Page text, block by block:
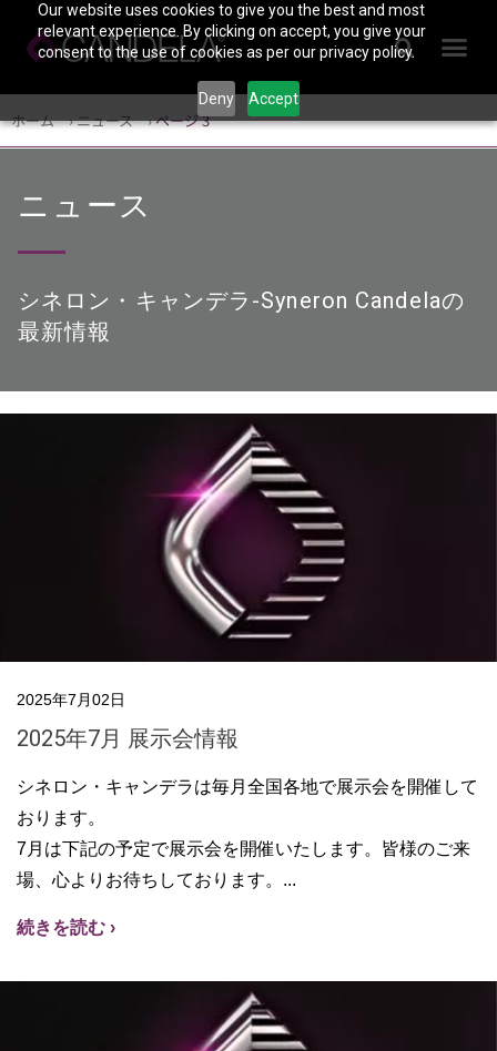
Our website uses cookies to give you the best and most
relevant experience. By clicking on accept, you give your
consent to the use of cookies as per our privacy policy.
Deny Accept
ホーム ›ニュース ›ページ 3
ニュース
シネロン・キャンデラ-Syneron Candelaの
最新情報
2025年7月 展示会情報
2025年7月02日
シネロン・キャンデラは毎月全国各地で展示会を開催して
おります。
7月は下記の予定で展示会を開催いたします。皆様のご来
場、心よりお待ちしております。
続きを読む ›